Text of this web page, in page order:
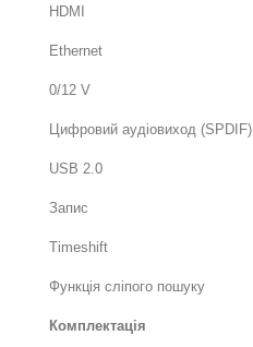
HDMI
Ethernet
0/12 V
Цифровий аудіовиход (SPDIF)
USB 2.0
Запис
Timeshift
Функція сліпого пошуку
Комплектація